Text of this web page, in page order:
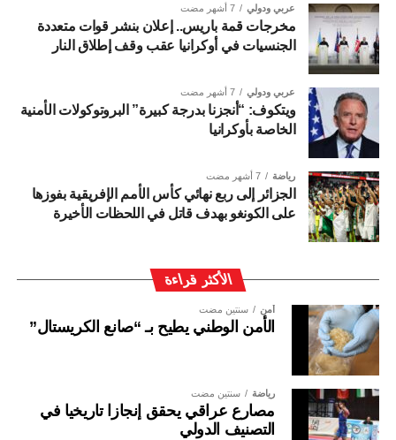
عربي ودولي 7 أشهر مضت
مخرجات قمة باريس.. إعلان بنشر قوات متعددة
الجنسيات في أوكرانيا عقب وقف إطلاق النار
عربي ودولي 7 أشهر مضت
ويتكوف: “أنجزنا بدرجة كبيرة” البروتوكولات الأمنية
الخاصة بأوكرانيا
رياضة 7 أشهر مضت
الجزائر إلى ربع نهائي كأس الأمم الإفريقية بفوزها
على الكونغو بهدف قاتل في اللحظات الأخيرة
الأكثر قراءة
أمن سنتين مضت
الأمن الوطني يطيح بـ “صانع الكريستال”
رياضة سنتين مضت
مصارع عراقي يحقق إنجازا تاريخيا في
التصنيف الدولي